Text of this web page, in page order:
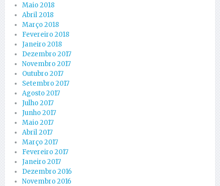
Maio 2018
Abril 2018
Março 2018
Fevereiro 2018
Janeiro 2018
Dezembro 2017
Novembro 2017
Outubro 2017
Setembro 2017
Agosto 2017
Julho 2017
Junho 2017
Maio 2017
Abril 2017
Março 2017
Fevereiro 2017
Janeiro 2017
Dezembro 2016
Novembro 2016